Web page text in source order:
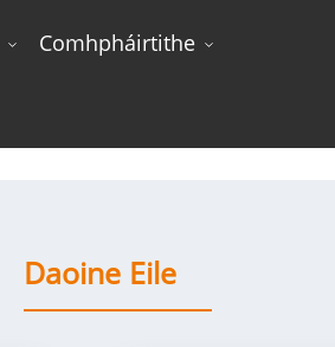
Comhpháirtithe
Daoine Eile